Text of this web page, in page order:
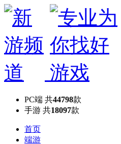
PC端 共44798款
手游 共18097款
首页
端游